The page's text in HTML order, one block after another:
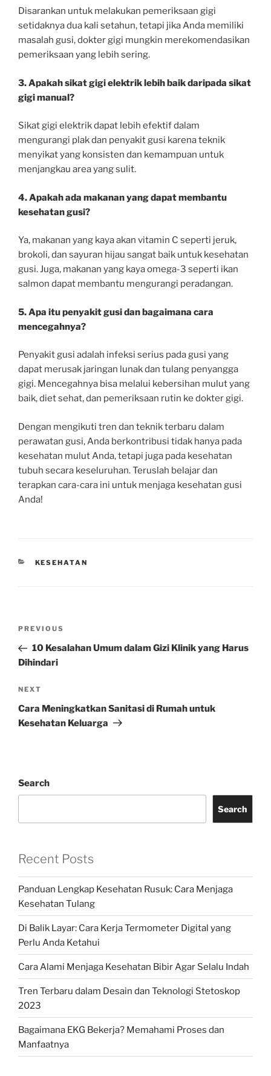
Disarankan untuk melakukan pemeriksaan gigi
setidaknya dua kali setahun, tetapi jika Anda memiliki
masalah gusi, dokter gigi mungkin merekomendasikan
pemeriksaan yang lebih sering.
3. Apakah sikat gigi elektrik lebih baik daripada sikat
gigi manual?
Sikat gigi elektrik dapat lebih efektif dalam
mengurangi plak dan penyakit gusi karena teknik
menyikat yang konsisten dan kemampuan untuk
menjangkau area yang sulit.
4. Apakah ada makanan yang dapat membantu
kesehatan gusi?
Ya, makanan yang kaya akan vitamin C seperti jeruk,
brokoli, dan sayuran hijau sangat baik untuk kesehatan
gusi. Juga, makanan yang kaya omega-3 seperti ikan
salmon dapat membantu mengurangi peradangan.
5. Apa itu penyakit gusi dan bagaimana cara
mencegahnya?
Penyakit gusi adalah infeksi serius pada gusi yang
dapat merusak jaringan lunak dan tulang penyangga
gigi. Mencegahnya bisa melalui kebersihan mulut yang
baik, diet sehat, dan pemeriksaan rutin ke dokter gigi.
Dengan mengikuti tren dan teknik terbaru dalam
perawatan gusi, Anda berkontribusi tidak hanya pada
kesehatan mulut Anda, tetapi juga pada kesehatan
tubuh secara keseluruhan. Teruslah belajar dan
terapkan cara-cara ini untuk menjaga kesehatan gusi
Anda!
CATEGORIES
KESEHATAN
Previous
Post
PREVIOUS
10 Kesalahan Umum dalam Gizi Klinik yang Harus
Dihindari
Next
Post
NEXT
Cara Meningkatkan Sanitasi di Rumah untuk
Kesehatan Keluarga
Search
Search
Recent Posts
Panduan Lengkap Kesehatan Rusuk: Cara Menjaga
Kesehatan Tulang
Di Balik Layar: Cara Kerja Termometer Digital yang
Perlu Anda Ketahui
Cara Alami Menjaga Kesehatan Bibir Agar Selalu Indah
Tren Terbaru dalam Desain dan Teknologi Stetoskop
2023
Bagaimana EKG Bekerja? Memahami Proses dan
Manfaatnya